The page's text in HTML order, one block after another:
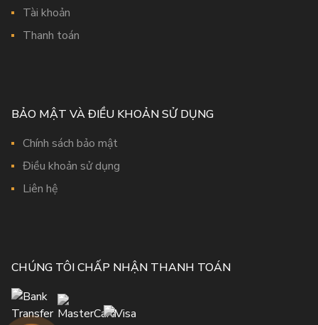
Tài khoản
Thanh toán
BẢO MẬT VÀ ĐIỀU KHOẢN SỬ DỤNG
Chính sách bảo mật
Điều khoản sử dụng
Liên hệ
CHÚNG TÔI CHẤP NHẬN THANH TOÁN